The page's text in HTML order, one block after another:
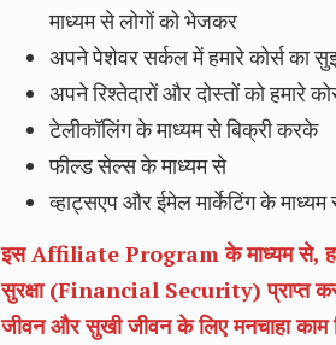
माध्यम से लोगों को भेजकर
अपने पेशेवर सर्कल में हमारे कोर्स का
अपने रिश्तेदारों और दोस्तों को हमारे
टेलीकॉलिंग के माध्यम से बिक्री करके
फील्ड सेल्स के माध्यम से
व्हाट्सएप और ईमेल मार्केटिंग के माध्यम
इस Affiliate Program के माध्यम से, हमारा
सुरक्षा (Financial Security) प्राप्त
जीवन और सुखी जीवन के लिए मनचाहा